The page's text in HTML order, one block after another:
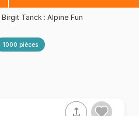
Birgit Tanck : Alpine Fun
1000 pièces